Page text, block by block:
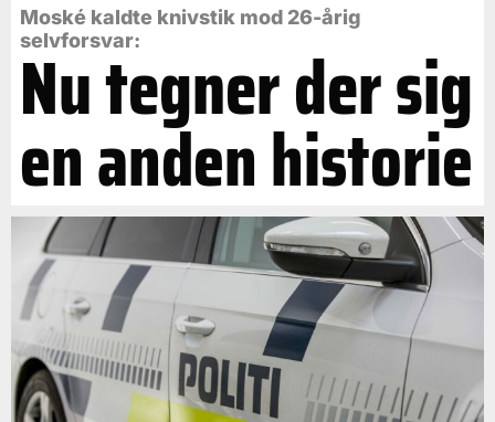
Moské kaldte knivstik mod 26-årig
selvforsvar:
Nu tegner der sig
en anden historie